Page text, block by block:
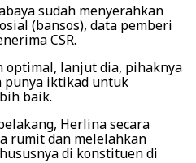
sudah menyerahkan
(bansos), data pemberi
CSR.
optimal, lanjut dia, pihaknya
punya iktikad untuk
baik.
Herlina secara
rumit dan melelahkan
di konstituen di